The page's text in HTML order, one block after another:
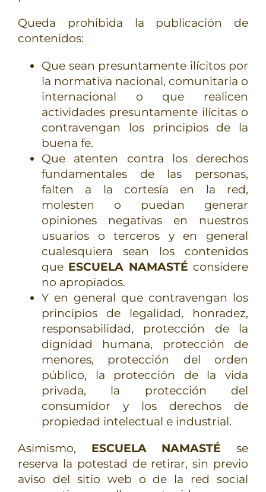
Queda prohibida la publicación de
contenidos:
Que sean presuntamente ilícitos por
la normativa nacional, comunitaria o
internacional o que realicen
actividades presuntamente ilícitas o
contravengan los principios de la
buena fe.
Que atenten contra los derechos
fundamentales de las personas,
falten a la cortesía en la red,
molesten o puedan generar
opiniones negativas en nuestros
usuarios o terceros y en general
cualesquiera sean los contenidos
que ESCUELA NAMASTÉ considere
no apropiados.
Y en general que contravengan los
principios de legalidad, honradez,
responsabilidad, protección de la
dignidad humana, protección de
menores, protección del orden
público, la protección de la vida
privada, la protección del
consumidor y los derechos de
propiedad intelectual e industrial.
Asimismo, ESCUELA NAMASTÉ se
reserva la potestad de retirar, sin previo
aviso del sitio web o de la red social